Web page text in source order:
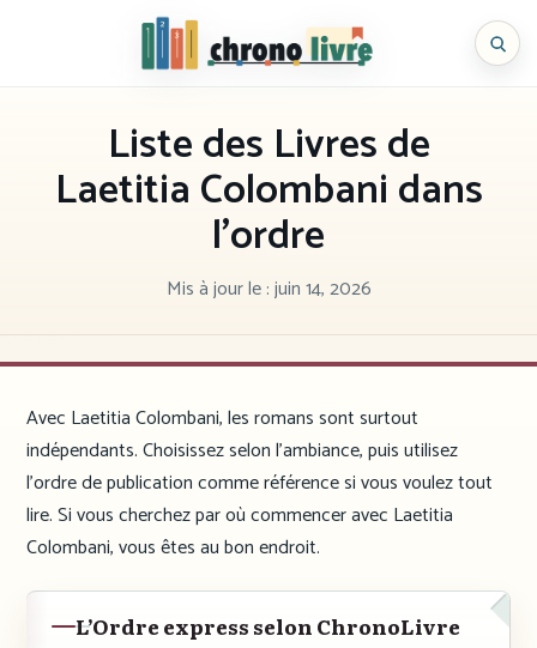
Chronolivre
Liste des Livres de
Laetitia Colombani dans
l’ordre
Mis à jour le :juin 14, 2026
Avec Laetitia Colombani, les romans sont surtout
indépendants. Choisissez selon l’ambiance, puis utilisez
l’ordre de publication comme référence si vous voulez tout
lire. Si vous cherchez par où commencer avec Laetitia
Colombani, vous êtes au bon endroit.
L’Ordre express selon ChronoLivre